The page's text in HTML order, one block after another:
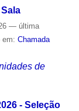
— última
Chamada
de
- Seleção